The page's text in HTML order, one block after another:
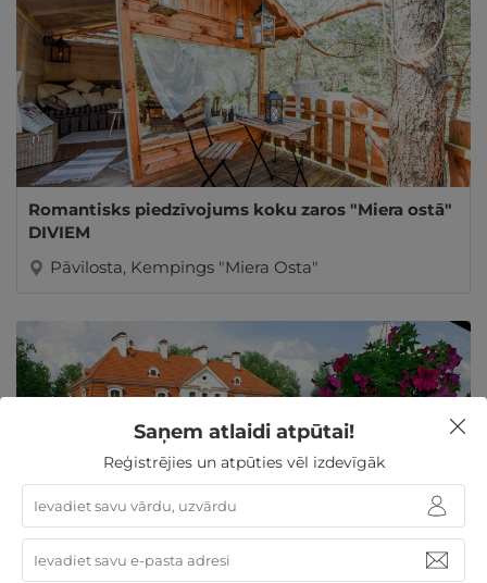
Romantisks piedzīvojums koku zaros "Miera ostā"
DIVIEM
Pāvilosta, Kempings "Miera Osta"
1 nakts atpūta ar MALTĪTI restorānā DIVIEM
Saņem atlaidi atpūtai!
Reģistrējies un atpūties vēl izdevīgāk